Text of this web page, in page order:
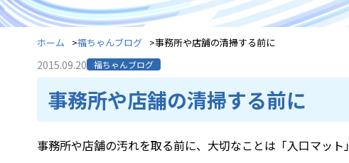
ホーム 福ちゃんブログ 事務所や店舗の清掃する前に
2015.09.20 福ちゃんブログ
事務所や店舗の清掃する前に
事務所や店舗の汚れを取る前に、大切なことは「入口マット」